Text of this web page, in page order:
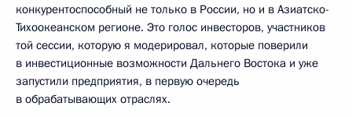
конкурентоспособный не только в России, но и в Азиатско-
Тихоокеанском регионе. Это голос инвесторов, участников
той сессии, которую я модерировал, которые поверили
в инвестиционные возможности Дальнего Востока и уже
запустили предприятия, в первую очередь
в обрабатывающих отраслях.